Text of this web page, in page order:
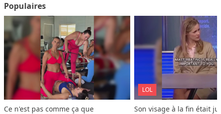
Populaires
Ce n'est pas comme ça que
LOL
Son visage à la fin était